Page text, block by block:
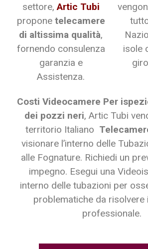
settore,Artic Tubi
propone telecamere
di altissima qualità,
fornendo consulenza
garanzia e
Assistenza.
isole
Costi Videocamere Per
dei pozzi neri, Artic Tubi
territorio Italiano
visionare l’interno delle
alle Fognature. Richiedi un
impegno. Esegui una
interno delle tubazioni per
problematiche da risolvere
professionale.